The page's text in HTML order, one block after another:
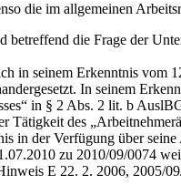
die im allgemeinen
betreffend die Frage der
in seinem Erkenntnis vom
In seinem
in § 2 Abs. 2 lit. b
Tätigkeit des
in der Verfügung über
zu 2010/09/0074
E 22. 2. 2006, 2005/